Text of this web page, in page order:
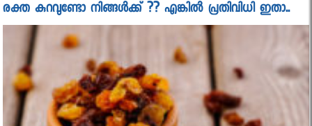
രക്ത കുറവുണ്ടോ നിങ്ങൾക്ക് ?? എങ്കിൽ പ്രതിവിധി ഇതാ..